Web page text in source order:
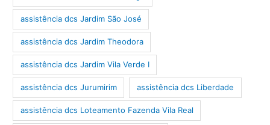
assistência dcs Jardim São José
assistência dcs Jardim Theodora
assistência dcs Jardim Vila Verde I
assistência dcs Jurumirim assistência dcs Liberdade
assistência dcs Loteamento Fazenda Vila Real